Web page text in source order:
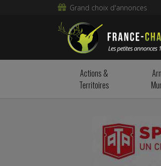
Grand choix d'annonces
Actions &
Territoires